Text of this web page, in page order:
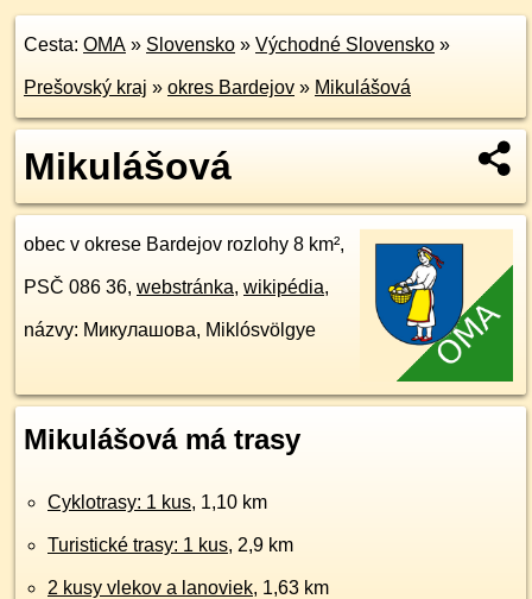
Cesta: OMA » Slovensko » Východné Slovensko »
Prešovský kraj » okres Bardejov » Mikulášová
Mikulášová
obec v okrese Bardejov rozlohy 8 km²,
PSČ 086 36, webstránka, wikipédia,
názvy: Микулашова, Miklósvölgye
Mikulášová má trasy
Cyklotrasy: 1 kus, 1,10 km
Turistické trasy: 1 kus, 2,9 km
2 kusy vlekov a lanoviek, 1,63 km